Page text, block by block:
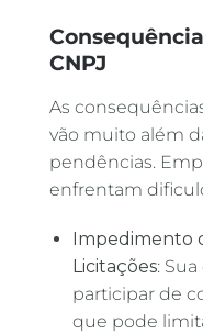
CNPJ
As
vão muito além
pendências.
enfrentam
Impedimento
Licitações:
participar de
que pode